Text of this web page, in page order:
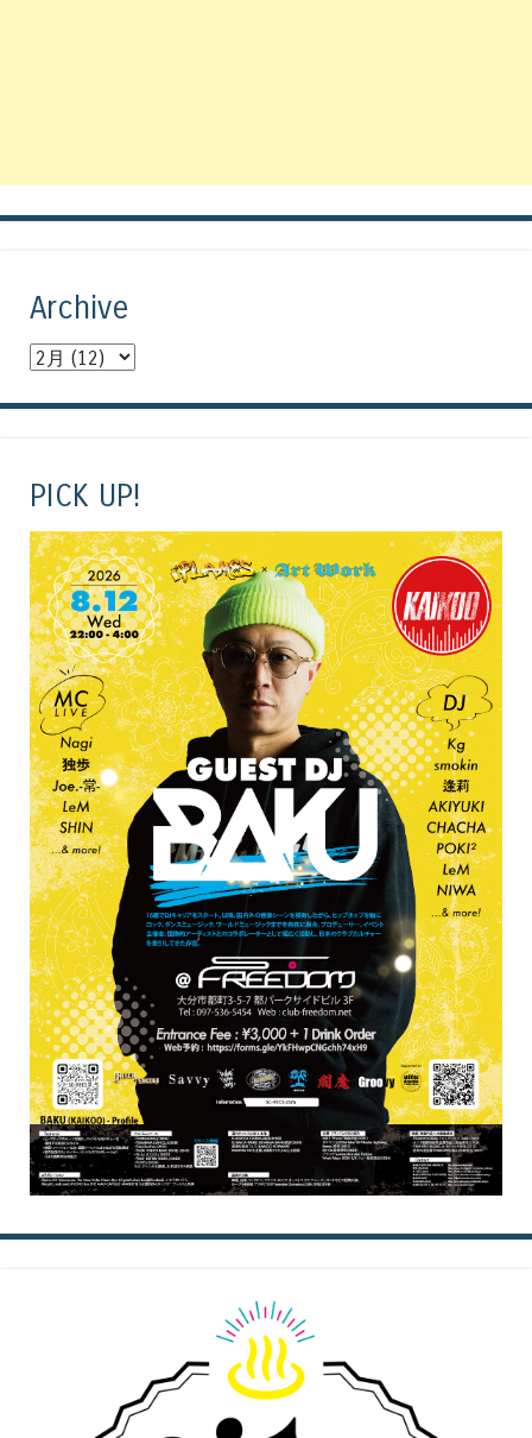
Archive
PICK UP!